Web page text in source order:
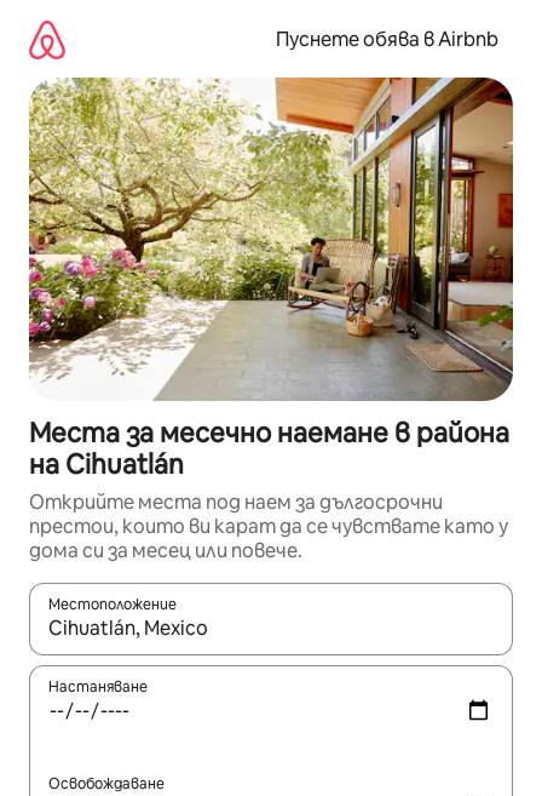
съдържанието
Пуснете обява в Airbnb
Места за месечно наемане в района
на Cihuatlán
Открийте места под наем за дългосрочни
престои, които ви карат да се чувствате като у
дома си за месец или повече.
Местоположение
Когато резултатите се покажат, използвайте
Настаняване
Освобождаване